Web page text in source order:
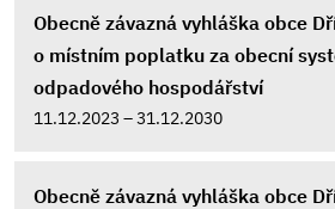
Obecně závazná vyhláška obce
o místním poplatku za obecní
odpadového hospodářství
11.12.2023 – 31.12.2030
Obecně závazná vyhláška obce